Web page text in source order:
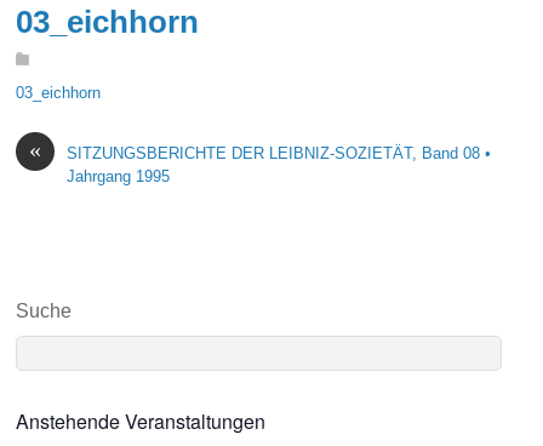
03_eichhorn
03_eichhorn
«
SITZUNGSBERICHTE DER LEIBNIZ-SOZIETÄT, Band 08 •
Jahrgang 1995
Suche
Anstehende Veranstaltungen